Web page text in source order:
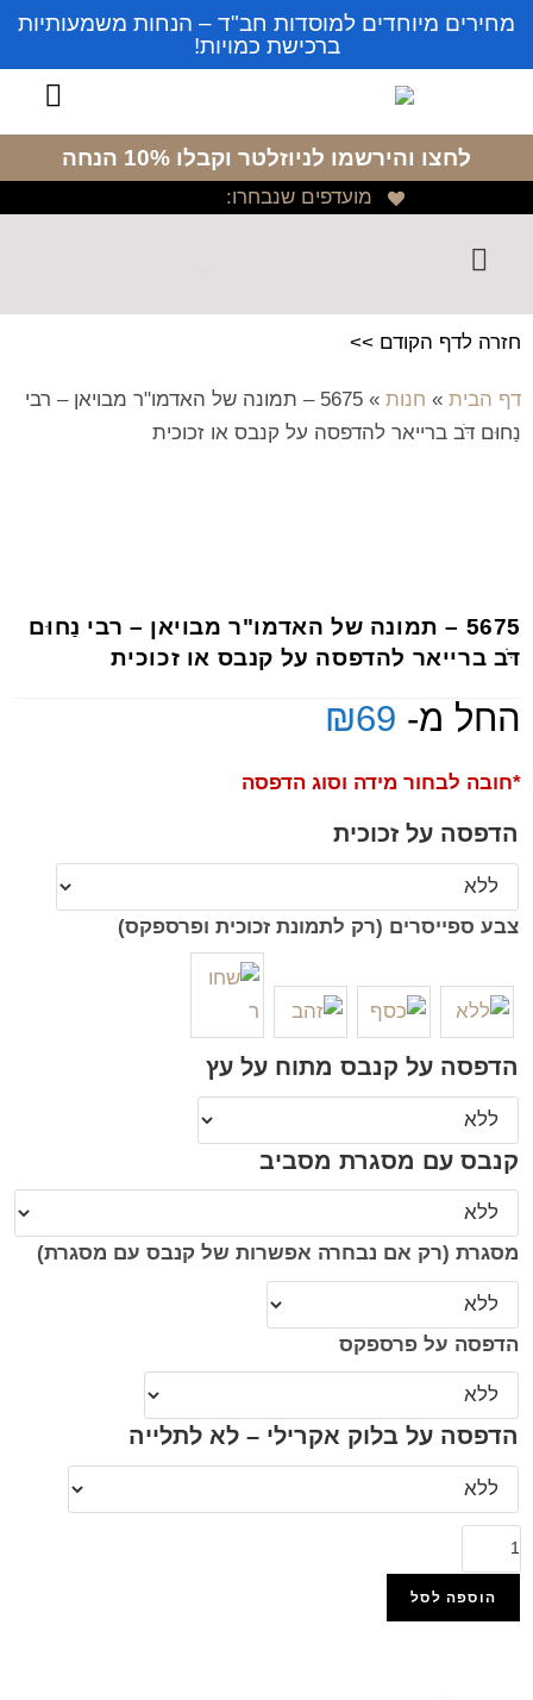
מחירים מיוחדים למוסדות חב"ד – הנחות משמעותיות
ברכישת כמויות!
לחצו והירשמו לניוזלטר וקבלו 10% הנחה
מועדפים שנבחרו:
חזרה לדף הקודם >>
דף הבית » חנות »
5675 – תמונה של האדמו"ר מבויאן – רבי
נַחוּם דֹּב ברייאר להדפסה על קנבס או זכוכית
5675 – תמונה של האדמו"ר מבויאן – רבי נַחוּם
דֹּב ברייאר להדפסה על קנבס או זכוכית
החל מ- ₪69
*חובה לבחור מידה וסוג הדפסה
הדפסה על זכוכית
צבע ספייסרים (רק לתמונת זכוכית ופרספקס)
הדפסה על קנבס מתוח על עץ
קנבס עם מסגרת מסביב
מסגרת (רק אם נבחרה אפשרות של קנבס עם מסגרת)
הדפסה על פרספקס
הדפסה על בלוק אקרילי – לא לתלייה
הוספה לסל